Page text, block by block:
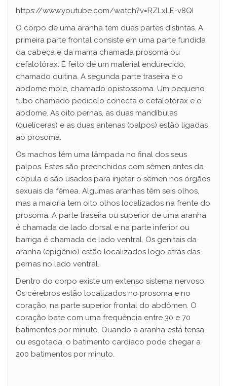
https://www.youtube.com/watch?v=RZLxLE-v8QI
O corpo de uma aranha tem duas partes distintas. A
primeira parte frontal consiste em uma parte fundida
da cabeça e da mama chamada prosoma ou
cefalotórax. É feito de um material endurecido,
chamado quitina. A segunda parte traseira é o
abdome mole, chamado opistossoma. Um pequeno
tubo chamado pedicelo conecta o cefalotórax e o
abdome. As oito pernas, as duas mandíbulas
(quelíceras) e as duas antenas (palpos) estão ligadas
ao prosoma.
Os machos têm uma lâmpada no final dos seus
palpos. Estes são preenchidos com sêmen antes da
cópula e são usados para injetar o sêmen nos órgãos
sexuais da fêmea. Algumas aranhas têm seis olhos,
mas a maioria tem oito olhos localizados na frente do
prosoma. A parte traseira ou superior de uma aranha
é chamada de lado dorsal e na parte inferior ou
barriga é chamada de lado ventral. Os genitais da
aranha (epigênio) estão localizados logo atrás das
pernas no lado ventral.
Dentro do corpo existe um extenso sistema nervoso.
Os cérebros estão localizados no prosoma e no
coração, na parte superior frontal do abdômen. O
coração bate com uma frequência entre 30 e 70
batimentos por minuto. Quando a aranha está tensa
ou esgotada, o batimento cardíaco pode chegar a
200 batimentos por minuto.